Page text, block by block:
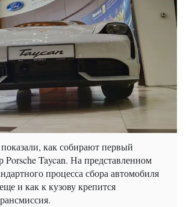
как собирают первый
Porsche Taycan. На представленном
процесса сбора автомобиля
и как к кузову крепится